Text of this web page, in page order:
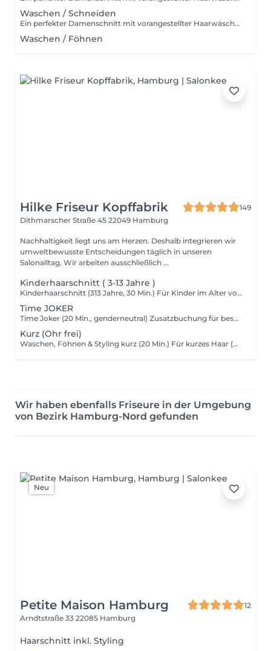
Waschen / Schneiden
Ein perfekter Damenschnitt mit vorangestellter Haarwäsche stellt die ultimative Basis für einfaches Styling im heimischen Badezimmer dar. Ob nun glattes, langes, welliges oder lockiges Haar, es werden diverse handwerkliche Techniken angewendet, um aus jedem Haartyp das Beste herauszuholen.
Waschen / Föhnen
Hilke Friseur Kopffabrik
149
Dithmarscher Straße 45 22049 Hamburg
Nachhaltigkeit liegt uns am Herzen. Deshalb integrieren wir
umweltbewusste Entscheidungen täglich in unseren
Salonalltag. Wir arbeiten ausschließlich ...
Kinderhaarschnitt ( 3-13 Jahre )
Kinderhaarschnitt (313 Jahre, 30 Min.) Für Kinder im Alter von 3 bis 13 Jahren: Ein altersgerechter, sorgfältiger Haarschnitt in entspannter Atmosphäre. Der Service umfasst eine kurze Beratung sowie den Haarschnitt. Dauer: ca. 30 Minuten.
Time JOKER
Time Joker (20 Min., genderneutral) Zusatzbuchung für besonders viel Haar: geeignet bei überlangen Haaren ab Taillenhöhe, sehr dichtem oder festem Haar. Der Time Joker verschafft uns zusätzliche Zeit für eine präzise und sorgfältige Umsetzung der gewünschten Leistung. Dauer: ca. 20 Minuten.
Kurz (Ohr frei)
Waschen, Föhnen & Styling kurz (20 Min.) Für kurzes Haar (Ohren frei): Das Haar wird gewaschen, geföhnt und mit passenden Stylingprodukten in Form gebracht. Kein Haarschnitt enthalten. Für ein schnelles, gepflegtes Finish.
Wir haben ebenfalls Friseure in der Umgebung
von Bezirk Hamburg-Nord gefunden
Neu
Petite Maison Hamburg
12
Arndtstraße 33 22085 Hamburg
Haarschnitt inkl. Styling